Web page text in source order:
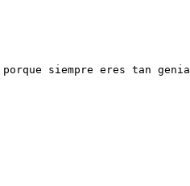
porque siempre eres tan